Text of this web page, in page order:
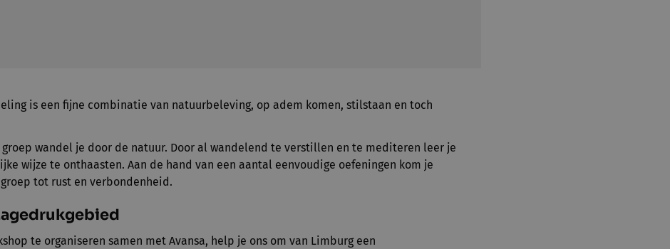
is een fijne combinatie van natuurbeleving, op adem komen, stilstaan en toch
wandel je door de natuur. Door al wandelend te verstillen en te mediteren leer je
wijze te onthaasten. Aan de hand van een aantal eenvoudige oefeningen kom je
tot rust en verbondenheid.
te organiseren samen met Avansa, help je ons om van Limburg een